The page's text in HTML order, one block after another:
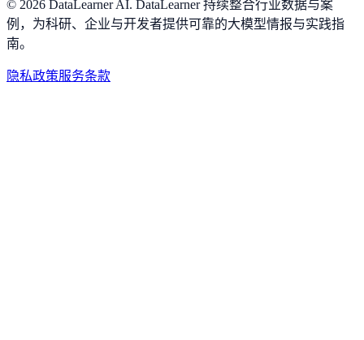
© 2026 DataLearner AI. DataLearner 持续整合行业数据与案
例，为科研、企业与开发者提供可靠的大模型情报与实践指
南。
隐私政策服务条款